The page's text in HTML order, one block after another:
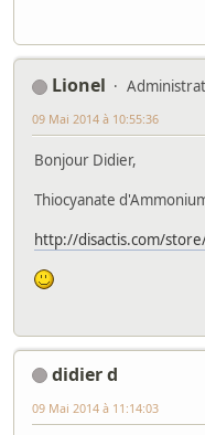
Lionel
09 Mai 2014 à 10:55:36
Bonjour Didier,
Thiocyanate
http://disactis.com/
didier d
09 Mai 2014 à 11:14:03